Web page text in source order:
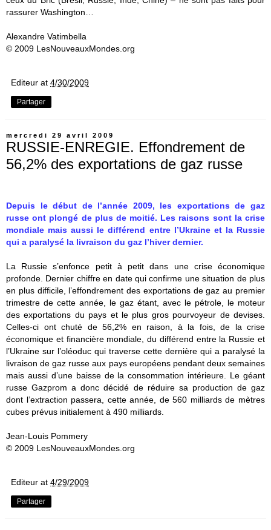
rassurer Washington…
Alexandre Vatimbella
© 2009 LesNouveauxMondes.org
Editeur at 4/30/2009
Partager
mercredi 29 avril 2009
RUSSIE-ENREGIE. Effondrement de
56,2% des exportations de gaz russe
Depuis le début de l’année 2009, les exportations de gaz
russe ont plongé de plus de moitié. Les raisons sont la crise
mondiale mais aussi le différend entre l’Ukraine et la Russie
qui a paralysé la livraison du gaz l’hiver dernier.
La Russie s’enfonce petit à petit dans une crise économique
profonde. Dernier chiffre en date qui confirme une situation de plus
en plus difficile, l’effondrement des exportations de gaz au premier
trimestre de cette année, le gaz étant, avec le pétrole, le moteur
des exportations du pays et le plus gros pourvoyeur de devises.
Celles-ci ont chuté de 56,2% en raison, à la fois, de la crise
économique et financière mondiale, du différend entre la Russie et
l’Ukraine sur l’oléoduc qui traverse cette dernière qui a paralysé la
livraison de gaz russe aux pays européens pendant deux semaines
mais aussi d’une baisse de la consommation intérieure. Le géant
russe Gazprom a donc décidé de réduire sa production de gaz
dont l’extraction passera, cette année, de 560 milliards de mètres
cubes prévus initialement à 490 milliards.
Jean-Louis Pommery
© 2009 LesNouveauxMondes.org
Editeur at 4/29/2009
Partager